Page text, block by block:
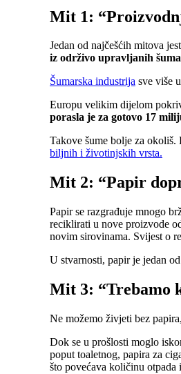
Mit 1:
Jedan od najčešćih mitova
iz održivo upravljanih
Šumarska industrija sve više
Europu velikim dijelom
porasla je za gotovo 17
Takove šume bolje za okoliš.
biljnih i životinjskih vrsta.
Mit 2: “Papir
Papir se razgrađuje mnogo
reciklirati u nove proizvode
novim sirovinama. Svijest o
U stvarnosti, papir je jedan
Mit 3: “Trebamo
Ne možemo živjeti bez
Dok se u prošlosti moglo
poput toaletnog, papira za
što povećava količinu